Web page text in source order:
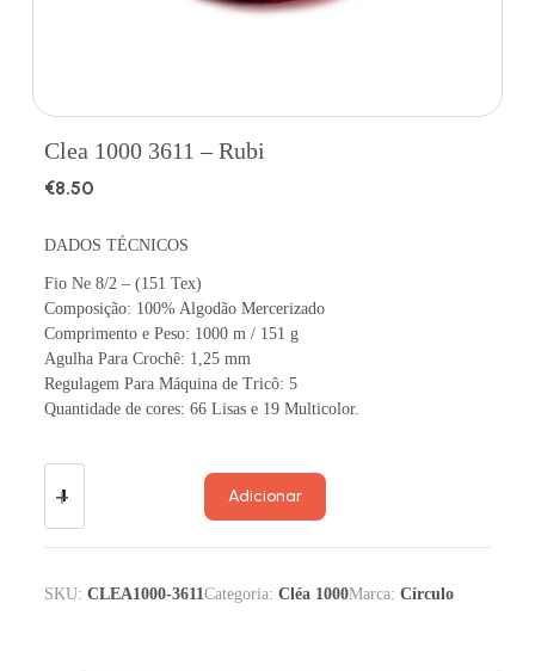
Clea 1000 3611 – Rubi
€8.50
DADOS TÉCNICOS
Fio Ne 8/2 – (151 Tex)
Composição: 100% Algodão Mercerizado
Comprimento e Peso: 1000 m / 151 g
Agulha Para Crochê: 1,25 mm
Regulagem Para Máquina de Tricô: 5
Quantidade de cores: 66 Lisas e 19 Multicolor.
Adicionar
SKU: CLEA1000-3611Categoria: Cléa 1000Marca: Círculo